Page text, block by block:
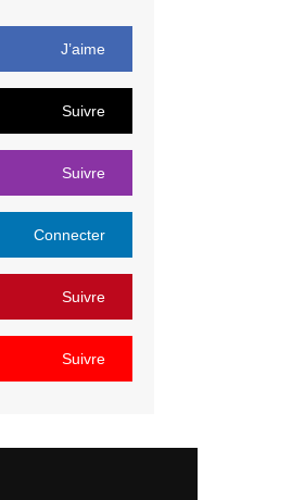
J’aime
Suivre
Suivre
Connecter
Suivre
Suivre